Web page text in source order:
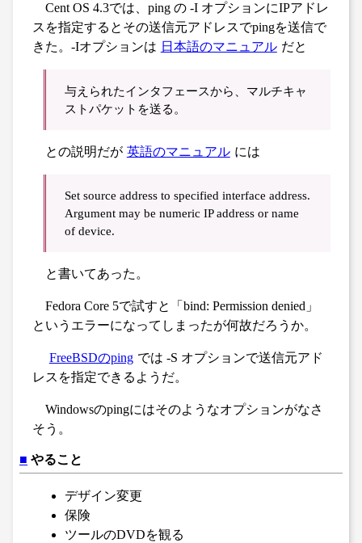
Cent OS 4.3では、ping の -I オプションにIPアドレ
スを指定するとその送信元アドレスでpingを送信で
きた。-Iオプションは 日本語のマニュアル だと
与えられたインタフェースから、マルチキャ
ストパケットを送る。
との説明だが 英語のマニュアル には
Set source address to specified interface address.
Argument may be numeric IP address or name
of device.
と書いてあった。
Fedora Core 5で試すと「bind: Permission denied」
というエラーになってしまったが何故だろうか。
FreeBSDのping では -S オプションで送信元アド
レスを指定できるようだ。
Windowsのpingにはそのようなオプションがなさ
そう。
■ やること
デザイン変更
保険
ツールのDVDを観る